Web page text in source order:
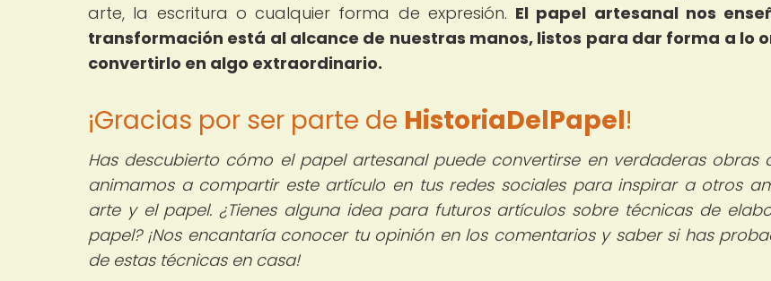
arte, la escritura o cualquier forma de expresión. El papel artesanal nos
transformación está al alcance de nuestras manos, listos para dar forma a lo
convertirlo en algo extraordinario.
¡Gracias por ser parte de HistoriaDelPapel!
Has descubierto cómo el papel artesanal puede convertirse en verdaderas obras
animamos a compartir este artículo en tus redes sociales para inspirar a otros
arte y el papel. ¿Tienes alguna idea para futuros artículos sobre técnicas de
papel? ¡Nos encantaría conocer tu opinión en los comentarios y saber si has
de estas técnicas en casa!